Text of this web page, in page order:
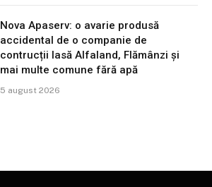
Nova Apaserv: o avarie produsă
accidental de o companie de
contrucții lasă Alfaland, Flămânzi și
mai multe comune fără apă
5 august 2026